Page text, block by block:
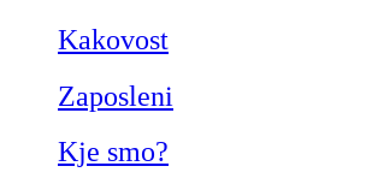
Kakovost
Zaposleni
Kje smo?